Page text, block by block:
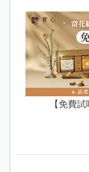
【免費